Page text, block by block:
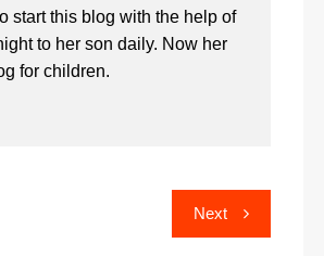
start this blog with the help of
to her son daily. Now her
for children.
Next